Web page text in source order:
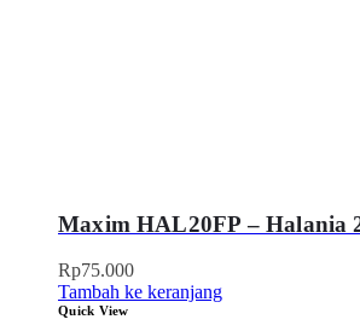
Maxim HAL20FP – Halania
Rp75.000
Tambah ke keranjang
Quick View